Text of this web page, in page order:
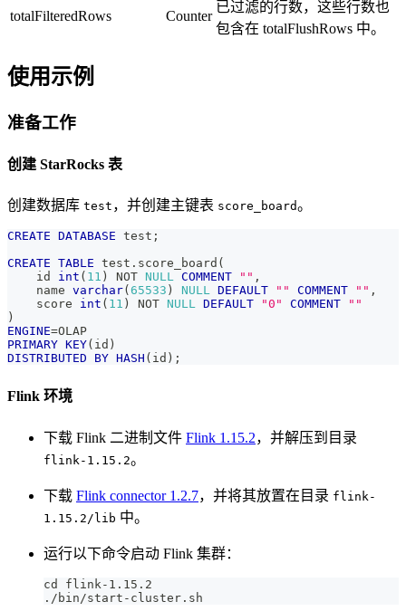
totalFilteredRows Counter
已过滤的行数，这些行数也
包含在 totalFlushRows 中。
使用示例
准备工作
创建 StarRocks 表
创建数据库 test ，并创建主键表 score_board。
CREATE DATABASE test ;
CREATE TABLE test . score_board (
    id
int ( 11 ) NOT NULL COMMENT "" ,
    name
varchar( 65533 ) NULL DEFAULT "" COMMENT "" ,
    score
int ( 11 ) NOT NULL DEFAULT "0" COMMENT
""
)
ENGINE=OLAP
PRIMARY KEY( id )
DISTRIBUTED
BY HASH ( id ) ;
Flink 环境
下载 Flink 二进制文件 Flink 1.15.2，并解压到目录
flink-1.15.2。
下载 Flink connector 1.2.7，并将其放置在目录 flink-
1.15.2/lib 中。
运行以下命令启动 Flink 集群：
cd
flink-1.15.2
./bin/start-cluster.sh